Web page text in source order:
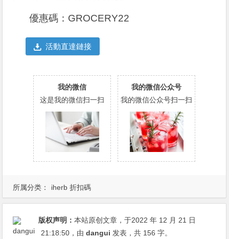
所属分类： iherb 折扣碼
優惠碼：GROCERY22
活動直達鏈接
我的微信
这是我的微信扫一扫
我的微信公众号
我的微信公众号扫一扫
版权声明：本站原创文章，于2022 年 12 月 21 日
21:18:50 ，由dangui 发表，共 156 字。